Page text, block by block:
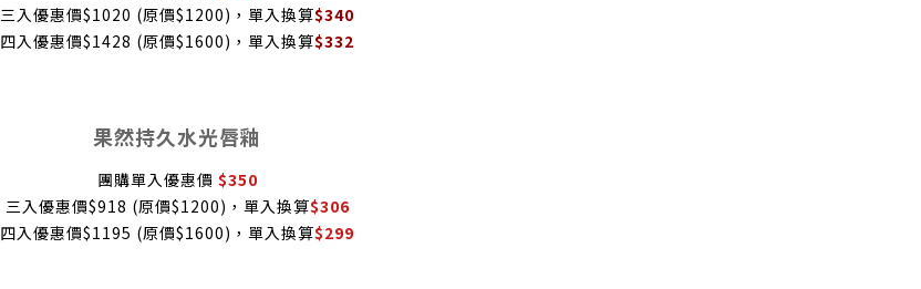
三入優惠價$1020 (原價$1200)，單入換算$340
四入優惠價$1428 (原價$1600)，單入換算$332
果然持久水光唇釉
團購單入優惠價 $350
三入優惠價$918 (原價$1200)，單入換算$306
四入優惠價$1195 (原價$1600)，單入換算$299